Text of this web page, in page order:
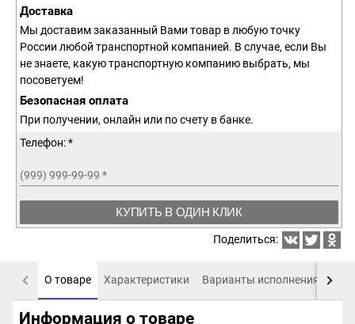
Доставка
Мы доставим заказанный Вами товар в любую точку
России любой транспортной компанией. В случае, если Вы
не знаете, какую транспортную компанию выбрать, мы
посоветуем!
Безопасная оплата
При получении, онлайн или по счету в банке.
Телефон: *
(999) 999-99-99 *
КУПИТЬ В ОДИН КЛИК
Поделиться:
О товаре Характеристики Варианты исполнения
Информация о товаре